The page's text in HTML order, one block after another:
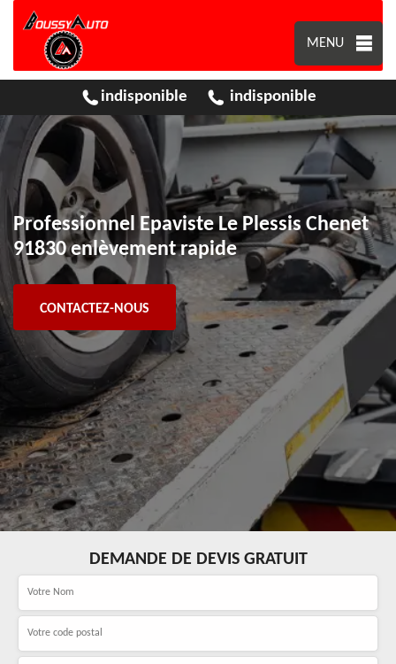
MENU
indisponible indisponible
Professionnel Epaviste Le Plessis Chenet
91830 enlèvement rapide
CONTACTEZ-NOUS
DEMANDE DE DEVIS GRATUIT